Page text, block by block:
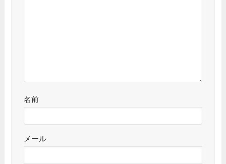
名前
メール